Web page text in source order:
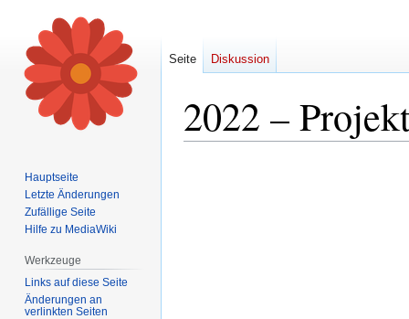
2022 –
Seite Diskussion
Hauptseite
Letzte Änderungen
Zufällige Seite
Hilfe zu MediaWiki
Werkzeuge
Links auf diese Seite
Änderungen an
verlinkten Seiten